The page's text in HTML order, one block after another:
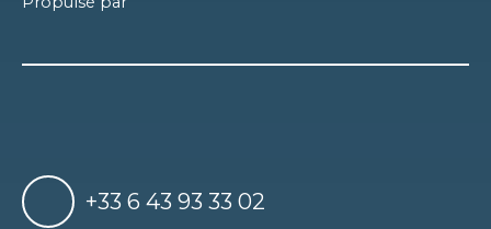
+33 6 43 93 33 02